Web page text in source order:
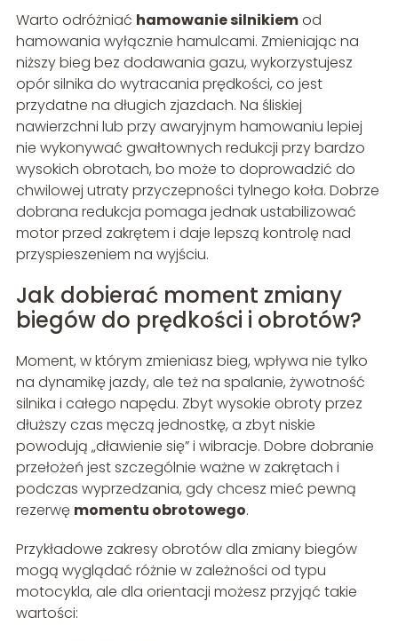
Warto odróżniać hamowanie silnikiemod
hamowania wyłącznie hamulcami. Zmieniając na
niższy bieg bez dodawania gazu, wykorzystujesz
opór silnika do wytracania prędkości, co jest
przydatne na długich zjazdach. Na śliskiej
nawierzchni lub przy awaryjnym hamowaniu lepiej
nie wykonywać gwałtownych redukcji przy bardzo
wysokich obrotach, bo może to doprowadzić do
chwilowej utraty przyczepności tylnego koła. Dobrze
dobrana redukcja pomaga jednak ustabilizować
motor przed zakrętem i daje lepszą kontrolę nad
przyspieszeniem na wyjściu.
Jak dobierać moment zmiany
biegów do prędkości i obrotów?
Moment, w którym zmieniasz bieg, wpływa nie tylko
na dynamikę jazdy, ale też na spalanie, żywotność
silnika i całego napędu. Zbyt wysokie obroty przez
dłuższy czas męczą jednostkę, a zbyt niskie
powodują „dławienie się” i wibracje. Dobre dobranie
przełożeń jest szczególnie ważne w zakrętach i
podczas wyprzedzania, gdy chcesz mieć pewną
rezerwę momentu obrotowego.
Przykładowe zakresy obrotów dla zmiany biegów
mogą wyglądać różnie w zależności od typu
motocykla, ale dla orientacji możesz przyjąć takie
wartości: